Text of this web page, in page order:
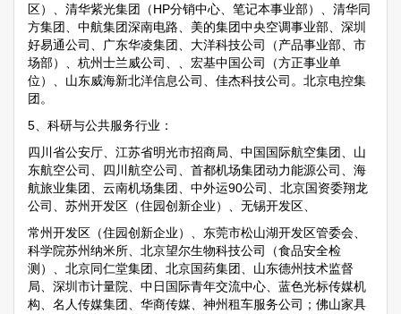
区）、清华紫光集团（HP分销中心、笔记本事业部）、清华同
方集团、中航集团深南电路、美的集团中央空调事业部、深圳
好易通公司、广东华凌集团、大洋科技公司（产品事业部、市
场部）、杭州士兰威公司、、宏基中国公司（方正事业单
位）、山东威海新北洋信息公司、佳杰科技公司。北京电控集
团。
5、科研与公共服务行业：
四川省公安厅、江苏省明光市招商局、中国国际航空集团、山
东航空公司、四川航空公司、首都机场集团动力能源公司、海
航旅业集团、云南机场集团、中外运90公司、北京国资委翔龙
公司、苏州开发区（住园创新企业）、无锡开发区、
常州开发区（住园创新企业）、东莞市松山湖开发区管委会、
科学院苏州纳米所、北京望尔生物科技公司（食品安全检
测）、北京同仁堂集团、北京国药集团、山东德州技术监督
局、深圳市计量院、中日国际青年交流中心、蓝色光标传媒机
构、名人传媒集团、华商传媒、神州租车服务公司；佛山家具